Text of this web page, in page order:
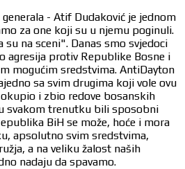
- Atif Dudaković je jednom
za one koji su u njemu poginuli.
su na sceni". Danas smo svjedoci
agresija protiv Republike Bosne i
mogućim sredstvima. AntiDayton
sa svim drugima koji vole ovu
i zbio redove bosanskih
svakom trenutku bili sposobni
BiH se može, hoće i mora
apsolutno svim sredstvima,
a na veliku žalost naših
nadaju da spavamo.